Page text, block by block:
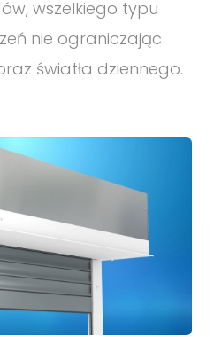
wszelkiego typu
nie ograniczając
światła dziennego.